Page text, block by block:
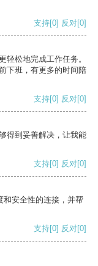
支持[0] 反对[0]
轻松地完成工作任务。
下班，有更多的时间陪
支持[0] 反对[0]
得到妥善解决，让我能
支持[0] 反对[0]
和安全性的连接，并帮
支持[0] 反对[0]